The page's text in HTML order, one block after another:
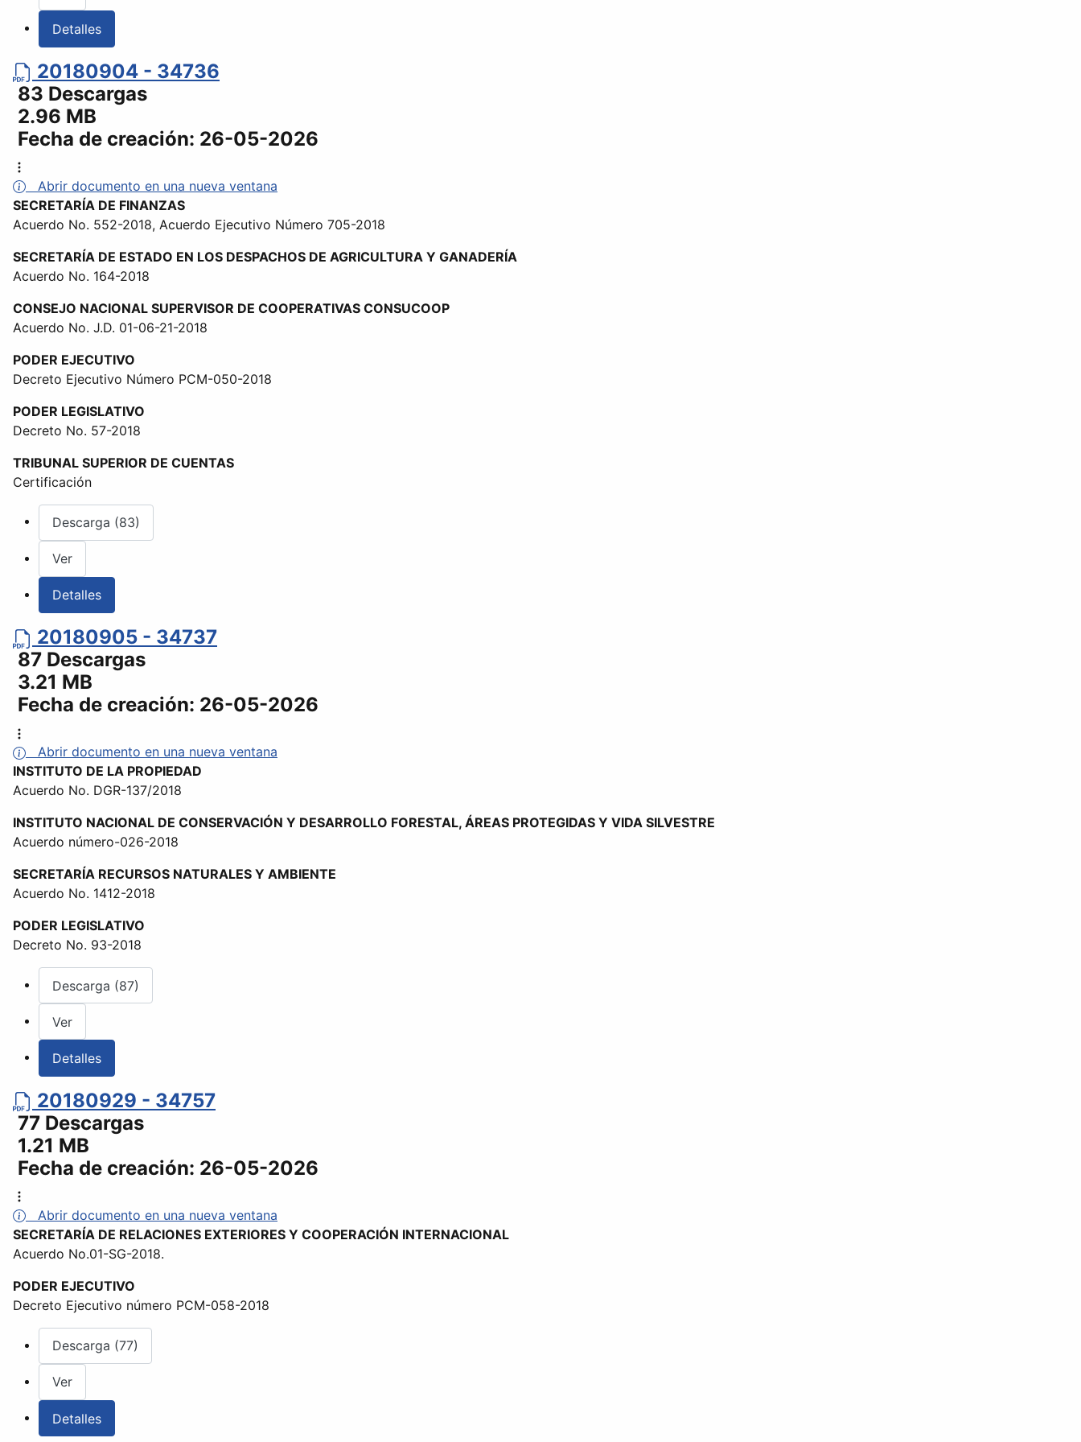
Detalles
20180904 - 34736
83 Descargas
2.96 MB
Fecha de creación: 26-05-2026
Abrir documento en una nueva ventana
SECRETARÍA DE FINANZAS
Acuerdo No. 552-2018, Acuerdo Ejecutivo Número 705-2018
SECRETARÍA DE ESTADO EN LOS DESPACHOS DE AGRICULTURA Y GANADERÍA
Acuerdo No. 164-2018
CONSEJO NACIONAL SUPERVISOR DE COOPERATIVAS CONSUCOOP
Acuerdo No. J.D. 01-06-21-2018
PODER EJECUTIVO
Decreto Ejecutivo Número PCM-050-2018
PODER LEGISLATIVO
Decreto No. 57-2018
TRIBUNAL SUPERIOR DE CUENTAS
Certificación
Descarga (83)
Ver
Detalles
20180905 - 34737
87 Descargas
3.21 MB
Fecha de creación: 26-05-2026
Abrir documento en una nueva ventana
INSTITUTO DE LA PROPIEDAD
Acuerdo No. DGR-137/2018
INSTITUTO NACIONAL DE CONSERVACIÓN Y DESARROLLO FORESTAL, ÁREAS PROTEGIDAS Y VIDA SILVESTRE
Acuerdo número-026-2018
SECRETARÍA RECURSOS NATURALES Y AMBIENTE
Acuerdo No. 1412-2018
PODER LEGISLATIVO
Decreto No. 93-2018
Descarga (87)
Ver
Detalles
20180929 - 34757
77 Descargas
1.21 MB
Fecha de creación: 26-05-2026
Abrir documento en una nueva ventana
SECRETARÍA DE RELACIONES EXTERIORES Y COOPERACIÓN INTERNACIONAL
Acuerdo No.01-SG-2018.
PODER EJECUTIVO
Decreto Ejecutivo número PCM-058-2018
Descarga (77)
Ver
Detalles